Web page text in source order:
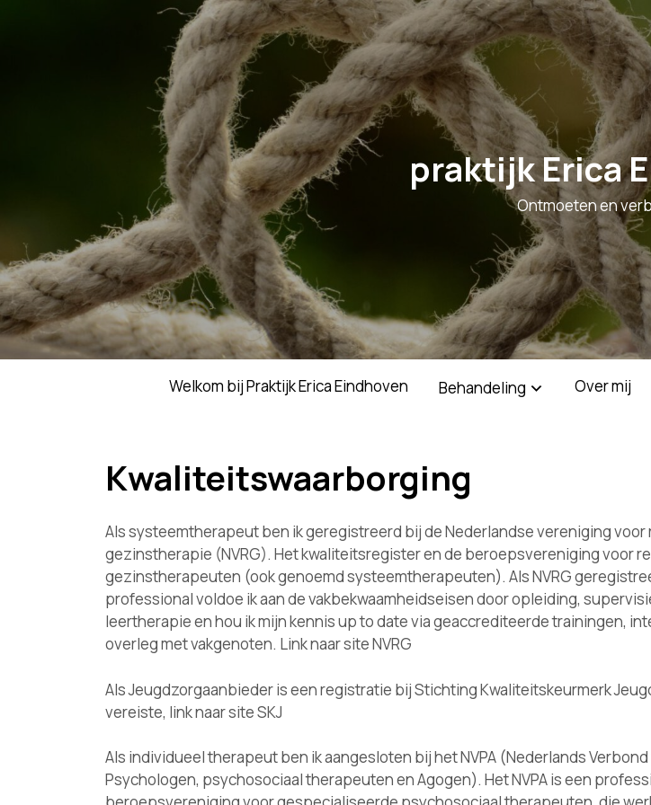
praktijk Erica
Ontmoeten en
Welkom bij Praktijk Erica Eindhoven Behandeling Over mij
Kwaliteitswaarborging
Als systeemtherapeut ben ik geregistreerd bij de Nederlandse vereniging voor
gezinstherapie (NVRG). Het kwaliteitsregister en de beroepsvereniging voor
gezinstherapeuten (ook genoemd systeemtherapeuten). Als NVRG
professional voldoe ik aan de vakbekwaamheidseisen door opleiding,
leertherapie en hou ik mijn kennis up to date via geaccrediteerde trainingen,
overleg met vakgenoten. Link naar site NVRG
Als Jeugdzorgaanbieder is een registratie bij Stichting Kwaliteitskeurmerk
vereiste, link naar site SKJ
Als individueel therapeut ben ik aangesloten bij het NVPA (Nederlands
Psychologen, psychosociaal therapeuten en Agogen). Het NVPA is een